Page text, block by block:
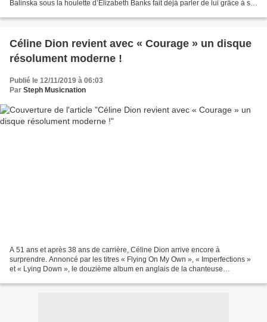
Balinska sous la houlette d’Elizabeth Banks fait déjà parler de lui grâce à sa
Céline Dion revient avec « Courage » un disque
résolument moderne !
Publié le 12/11/2019 à 06:03
Par Steph Musicnation
A 51 ans et après 38 ans de carrière, Céline Dion arrive encore à
surprendre. Annoncé par les titres « Flying On My Own », « Imperfections »
et « Lying Down », le douzième album en anglais de la chanteuse